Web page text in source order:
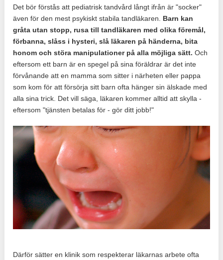
Det bör förstås att pediatrisk tandvård långt ifrån är "socker"
även för den mest psykiskt stabila tandläkaren. Barn kan
gråta utan stopp, rusa till tandläkaren med olika föremål,
förbanna, slåss i hysteri, slå läkaren på händerna, bita
honom och störa manipulationer på alla möjliga sätt. Och
eftersom ett barn är en spegel på sina föräldrar är det inte
förvånande att en mamma som sitter i närheten eller pappa
som kom för att försörja sitt barn ofta hänger sin älskade med
alla sina trick. Det vill säga, läkaren kommer alltid att skylla -
eftersom "tjänsten betalas för - gör ditt jobb!"
Därför sätter en klinik som respekterar läkarnas arbete ofta